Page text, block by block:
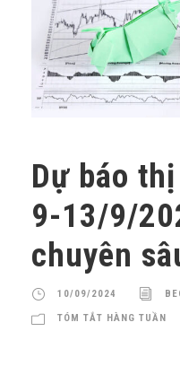
Dự báo
9-13/9/
chuyên
10/09/2024
TÓM TẮT HÀNG TUẦN